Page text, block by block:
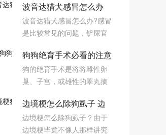
波音达猎犬感冒怎么办
波音达猎犬感冒治疗方法
波音达猎犬感冒怎么办?感冒
是比较常见的问题，铲屎官
冒，那么下面小编为大家分
享波音达猎犬感冒治疗方
法。
狗狗绝育手术必看的注意
事项 给狗狗做绝育你要
了解的内容
狗的绝育手术是将将雌性卵
巢、子宫，或雄性的睪丸摘
施。绝育手术动物医师大多
也会建议9~10个月做绝育手
术。术前12小时要停止进
边境梗怎么除狗虱子 边
境梗狗虱子去除方法
边境梗怎么除狗虱子？由于
边境梗毕竟不像人那样讲究